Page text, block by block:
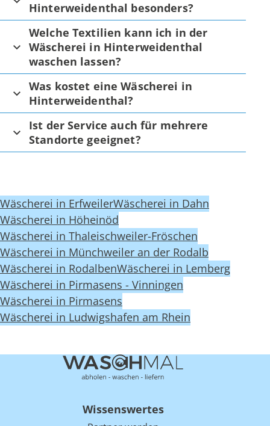
Hinterweidenthal besonders?
Welche Textilien kann ich in der
Wäscherei in Hinterweidenthal
waschen lassen?
Was kostet eine Wäscherei in
Hinterweidenthal?
Ist der Service auch für mehrere
Standorte geeignet?
Wäscherei in ErfweilerWäscherei in Dahn
Wäscherei in Höheinöd
Wäscherei in Thaleischweiler-Fröschen
Wäscherei in Münchweiler an der Rodalb
Wäscherei in RodalbenWäscherei in Lemberg
Wäscherei in Pirmasens - Vinningen
Wäscherei in Pirmasens
Wäscherei in Ludwigshafen am Rhein
Wissenswertes